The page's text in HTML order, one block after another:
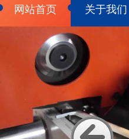
网站首页 关于我们